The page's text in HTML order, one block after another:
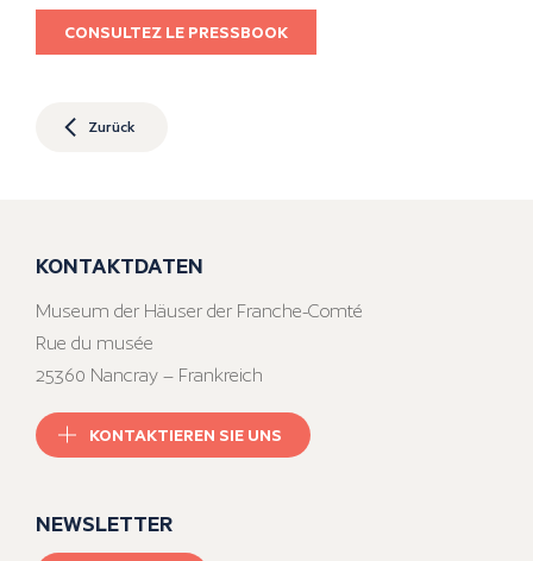
CONSULTEZ LE PRESSBOOK
Zurück
KONTAKTDATEN
Museum der Häuser der Franche-Comté
Rue du musée
25360 Nancray – Frankreich
KONTAKTIEREN SIE UNS
NEWSLETTER